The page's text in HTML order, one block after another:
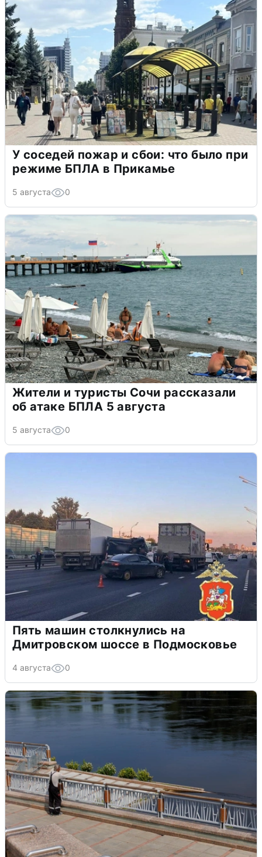
У соседей пожар и сбои: что было при
режиме БПЛА в Прикамье
5 августа 0
Жители и туристы Сочи рассказали
об атаке БПЛА 5 августа
5 августа 0
Пять машин столкнулись на
Дмитровском шоссе в Подмосковье
4 августа 0